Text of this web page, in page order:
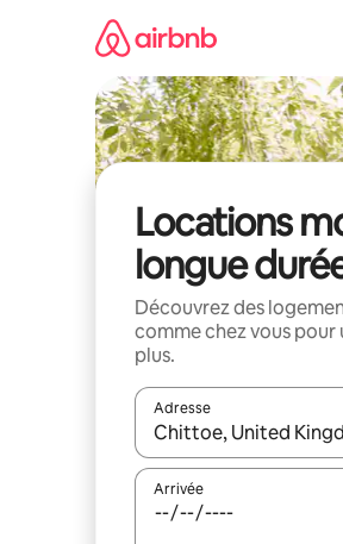
Locations
longue
Découvrez des
comme chez vous pour
plus.
Adresse
Lorsque les résultats
Arrivée